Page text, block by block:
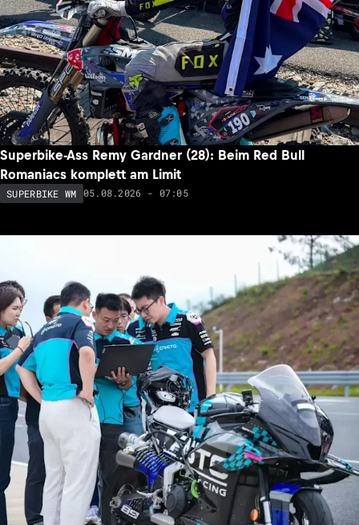
Superbike-Ass Remy Gardner (28): Beim Red Bull
Romaniacs komplett am Limit
SUPERBIKE WM 05.08.2026 - 07:05